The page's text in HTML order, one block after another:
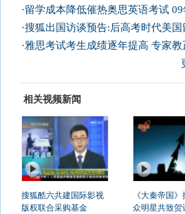
·留学成本降低催热奥思英语考试
·搜狐出国访谈预告:后高考时代美国
·雅思考试考生成绩逐年提高 专家
相关视频新闻
搜狐酷六共建国际影视
版权联合采购基金
《大秦帝国
众明星共致贺